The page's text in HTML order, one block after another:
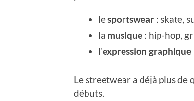
lesportswear : skate,
la musique : hip-hop,
l’expression graphique
Le streetwear a déjà plus de
débuts.